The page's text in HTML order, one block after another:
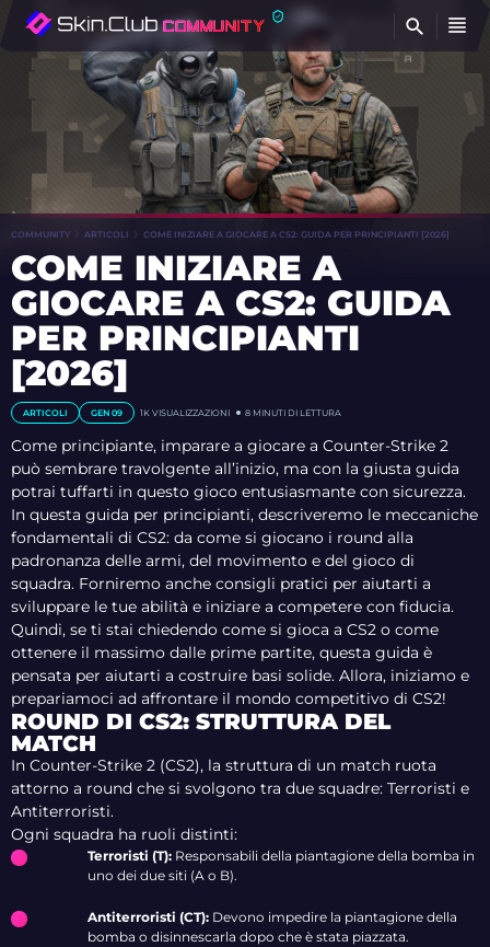
COMMUNITY ARTICOLI COME INIZIARE A GIOCARE A CS2: GUIDA PER PRINCIPIANTI [2026]
COME INIZIARE A
GIOCARE A CS2: GUIDA
PER PRINCIPIANTI
[2026]
ARTICOLI GEN 09 1K VISUALIZZAZIONI 8 MINUTI DI LETTURA
Come principiante, imparare a giocare a Counter-Strike 2
può sembrare travolgente all’inizio, ma con la giusta guida
potrai tuffarti in questo gioco entusiasmante con sicurezza.
In questa guida per principianti, descriveremo le meccaniche
fondamentali di CS2: da come si giocano i round alla
padronanza delle armi, del movimento e del gioco di
squadra. Forniremo anche consigli pratici per aiutarti a
sviluppare le tue abilità e iniziare a competere con fiducia.
Quindi, se ti stai chiedendo come si gioca a CS2 o come
ottenere il massimo dalle prime partite, questa guida è
pensata per aiutarti a costruire basi solide. Allora, iniziamo e
prepariamoci ad affrontare il mondo competitivo di CS2!
ROUND DI CS2: STRUTTURA DEL
MATCH
In Counter-Strike 2 (CS2), la struttura di un match ruota
attorno a round che si svolgono tra due squadre: Terroristi e
Antiterroristi.
Ogni squadra ha ruoli distinti:
Terroristi (T): Responsabili della piantagione della bomba in
uno dei due siti (A o B).
Antiterroristi (CT): Devono impedire la piantagione della
bomba o disinnescarla dopo che è stata piazzata.